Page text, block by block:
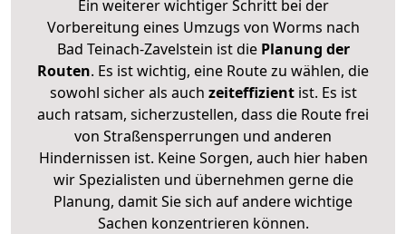
Ein weiterer wichtiger Schritt bei der
Vorbereitung eines Umzugs von Worms nach
Bad Teinach-Zavelstein ist diePlanung der
Routen. Es ist wichtig, eine Route zu wählen, die
sowohl sicher als auch zeiteffizientist. Es ist
auch ratsam, sicherzustellen, dass die Route frei
von Straßensperrungen und anderen
Hindernissen ist. Keine Sorgen, auch hier haben
wir Spezialisten und übernehmen gerne die
Planung, damit Sie sich auf andere wichtige
Sachen konzentrieren können.